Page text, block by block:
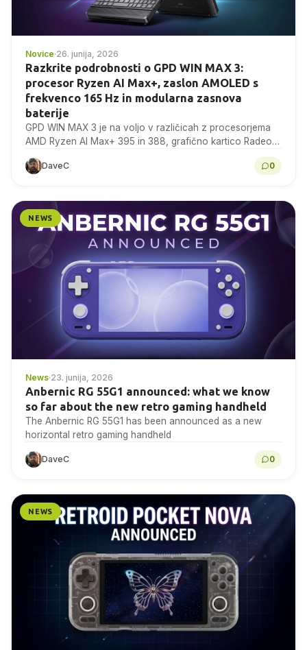
Novice·26. junija, 2026
Razkrite podrobnosti o GPD WIN MAX 3:
procesor Ryzen AI Max+, zaslon AMOLED s
frekvenco 165 Hz in modularna zasnova
baterije
GPD WIN MAX 3 je na voljo v različicah z procesorjema
AMD Ryzen AI Max+ 395 in 388, grafično kartico Radeon
DaveC 0
NEWS
News·23. junija, 2026
Anbernic RG 55G1 announced: what we know
so far about the new retro gaming handheld
The Anbernic RG 55G1 has been announced as a new
horizontal retro gaming handheld
DaveC 0
NEWS